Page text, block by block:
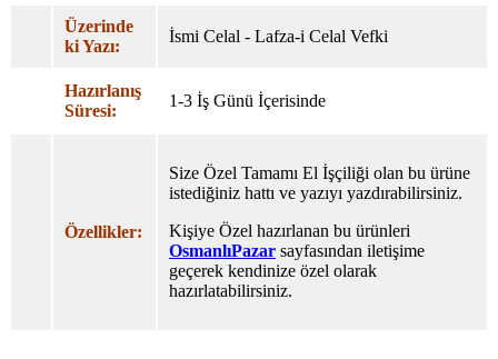
Üzerinde
ki Yazı:
İsmi Celal - Lafza-i Celal Vefki
Hazırlanış
Süresi:
1-3 İş Günü İçerisinde
Özellikler:
Size Özel Tamamı El İşçiliği olan bu ürüne
istediğiniz hattı ve yazıyı yazdırabilirsiniz.
Kişiye Özel hazırlanan bu ürünleri
OsmanlıPazar sayfasından iletişime
geçerek kendinize özel olarak
hazırlatabilirsiniz.